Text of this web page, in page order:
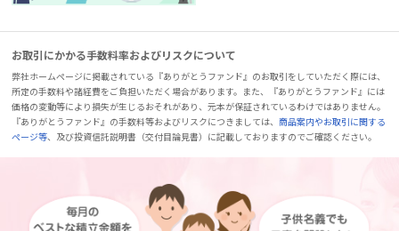
お取引にかかる手数料率およびリスクについて
弊社ホームページに掲載されている『ありがとうファンド』のお取引をしていただく際には、
所定の手数料や諸経費をご負担いただく場合があります。また、『ありがとうファンド』には
価格の変動等により損失が生じるおそれがあり、元本が保証されているわけではありません。
『ありがとうファンド』の手数料等およびリスクにつきましては、商品案内やお取引に関する
ページ等、及び投資信託説明書（交付目論見書）に記載しておりますのでご確認ください。